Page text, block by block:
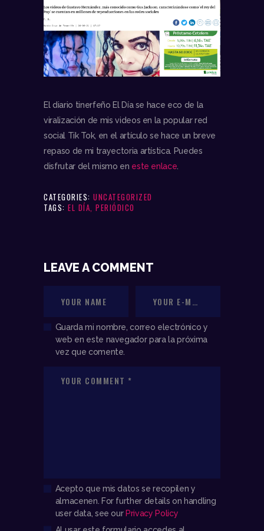
El diario tinerfeño El Día se hace eco de la
viralización de mis videos en la popular red
social Tik Tok, en el artículo se hace un breve
repaso de mi trayectoria artística. Puedes
disfrutar del mismo en este enlace.
CATEGORIES: UNCATEGORIZED
TAGS: EL DÍA, PERIÓDICO
LEAVE A COMMENT
Guarda mi nombre, correo electrónico y
web en este navegador para la próxima
vez que comente.
Acepto que mis datos se recopilen y
almacenen. For further details on handling
user data, see our Privacy Policy